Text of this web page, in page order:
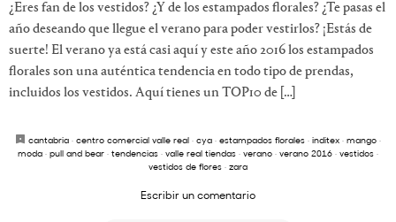
¿Eres fan de los vestidos? ¿Y de los estampados florales? ¿Te pasas el
año deseando que llegue el verano para poder vestirlos? ¡Estás de
suerte! El verano ya está casi aquí y este año 2016 los estampados
florales son una auténtica tendencia en todo tipo de prendas,
incluidos los vestidos. Aquí tienes un TOP10 de […]
cantabria · centro comercial valle real · cya · estampados florales · inditex · mango ·
moda · pull and bear · tendencias · valle real tiendas · verano · verano 2016 · vestidos ·
vestidos de flores · zara
Escribir un comentario